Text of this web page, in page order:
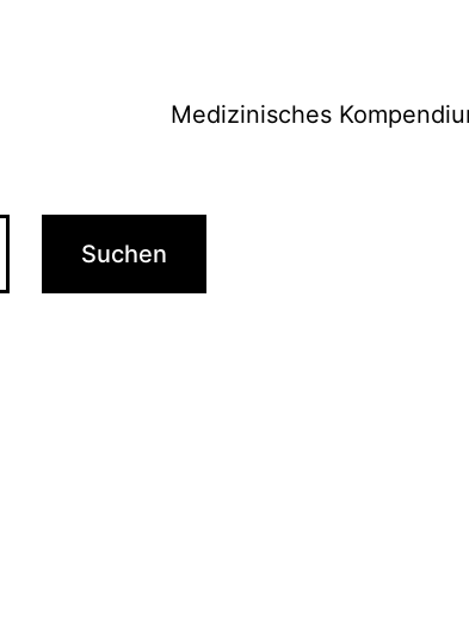
Medizinisches